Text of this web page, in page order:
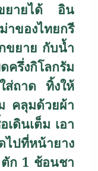
ยายได้ อิน
าของไทยกรี
ขยาย กับน้ำ
ครึ่งกิโลกรัม
ส่ถาด ทิ้งให้
คลุมด้วยผ้า
เดินเต็ม เอา
ปที่หน้ายาง
ตัก 1 ช้อนชา